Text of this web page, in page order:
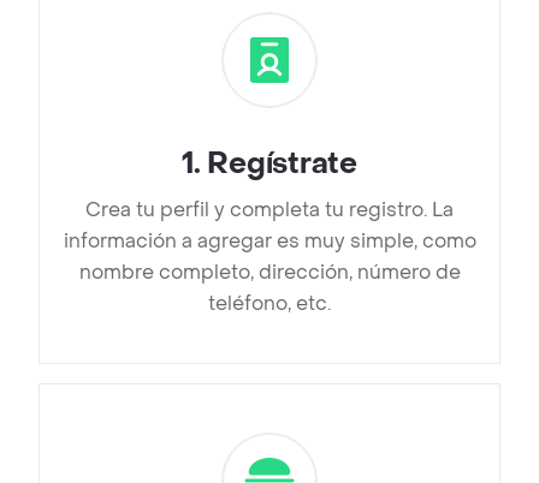
1. Regístrate
Crea tu perfil y completa tu registro. La
información a agregar es muy simple, como
nombre completo, dirección, número de
teléfono, etc.